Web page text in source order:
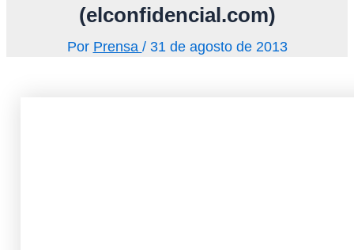
(elconfidencial.com)
Por Prensa / 31 de agosto de 2013